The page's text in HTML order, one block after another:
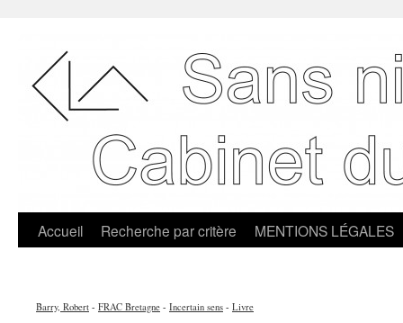
Accueil Recherche par critère MENTIONS LÉGALES
Barry, Robert - FRAC Bretagne - Incertain sens - Livre